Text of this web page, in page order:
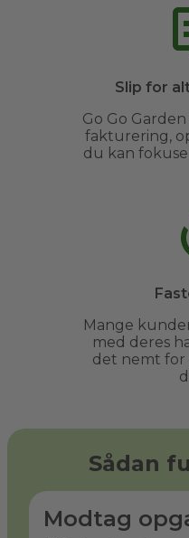
Slip for
Go Go
fakturering,
du kan
Mange
med deres
det nemt
Sådan
Modtag